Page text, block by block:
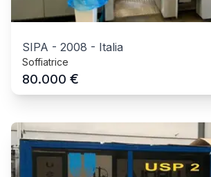
SIPA - 2008 - Italia
Soffiatrice
80.000 €